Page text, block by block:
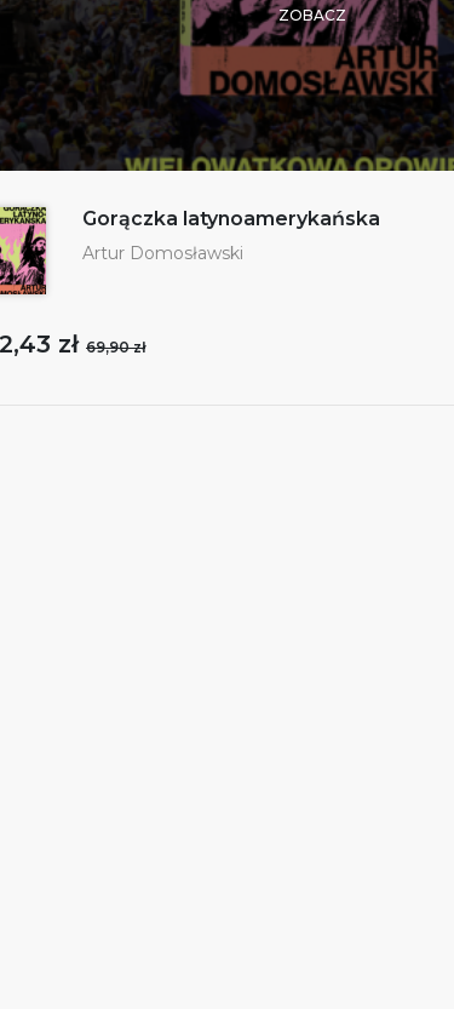
ZOBACZ
Gorączka latynoamerykańska
Artur Domosławski
zł 69,90 zł